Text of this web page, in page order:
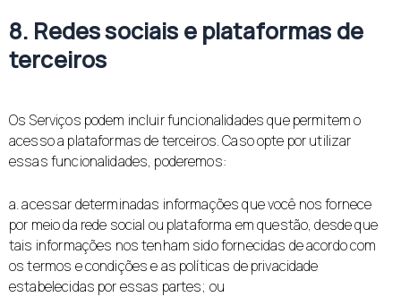
8. Redes sociais e plataformas de
terceiros
Os Serviços podem incluir funcionalidades que permitem o
acesso a plataformas de terceiros. Caso opte por utilizar
essas funcionalidades, poderemos:
a. acessar determinadas informações que você nos fornece
por meio da rede social ou plataforma em questão, desde que
tais informações nos tenham sido fornecidas de acordo com
os termos e condições e as políticas de privacidade
estabelecidas por essas partes; ou